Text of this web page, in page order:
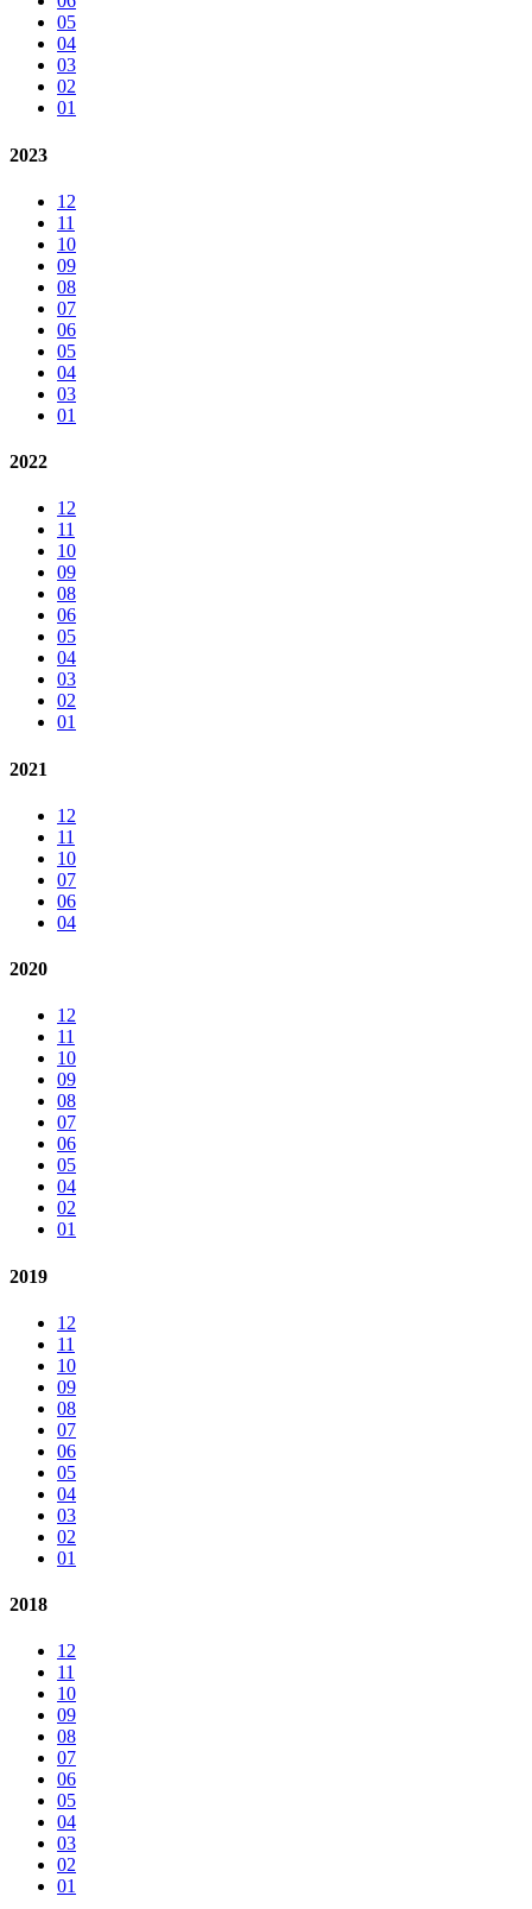
05
04
03
02
01
2023
12
11
10
09
08
07
06
05
04
03
01
2022
12
11
10
09
08
06
05
04
03
02
01
2021
12
11
10
07
06
04
2020
12
11
10
09
08
07
06
05
04
02
01
2019
12
11
10
09
08
07
06
05
04
03
02
01
2018
12
11
10
09
08
07
06
05
04
03
02
01